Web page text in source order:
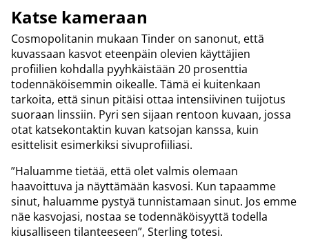
Katse kameraan
Cosmopolitanin mukaan Tinder on sanonut, että
kuvassaan kasvot eteenpäin olevien käyttäjien
profiilien kohdalla pyyhkäistään 20 prosenttia
todennäköisemmin oikealle. Tämä ei kuitenkaan
tarkoita, että sinun pitäisi ottaa intensiivinen tuijotus
suoraan linssiin. Pyri sen sijaan rentoon kuvaan, jossa
otat katsekontaktin kuvan katsojan kanssa, kuin
esittelisit esimerkiksi sivuprofiiliasi.
”Haluamme tietää, että olet valmis olemaan
haavoittuva ja näyttämään kasvosi. Kun tapaamme
sinut, haluamme pystyä tunnistamaan sinut. Jos emme
näe kasvojasi, nostaa se todennäköisyyttä todella
kiusalliseen tilanteeseen”, Sterling totesi.